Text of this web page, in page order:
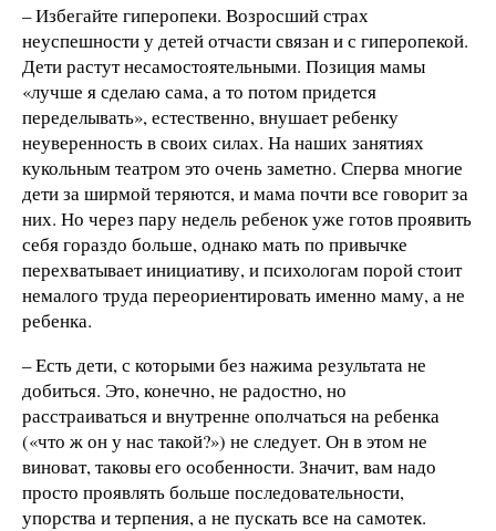
– Избегайте гиперопеки. Возросший страх
неуспешности у детей отчасти связан и с гиперопекой.
Дети растут несамостоятельными. Позиция мамы
«лучше я сделаю сама, а то потом придется
переделывать», естественно, внушает ребенку
неуверенность в своих силах. На наших занятиях
кукольным театром это очень заметно. Сперва многие
дети за ширмой теряются, и мама почти все говорит за
них. Но через пару недель ребенок уже готов проявить
себя гораздо больше, однако мать по привычке
перехватывает инициативу, и психологам порой стоит
немалого труда переориентировать именно маму, а не
ребенка.
– Есть дети, с которыми без нажима результата не
добиться. Это, конечно, не радостно, но
расстраиваться и внутренне ополчаться на ребенка
(«что ж он у нас такой?») не следует. Он в этом не
виноват, таковы его особенности. Значит, вам надо
просто проявлять больше последовательности,
упорства и терпения, а не пускать все на самотек.